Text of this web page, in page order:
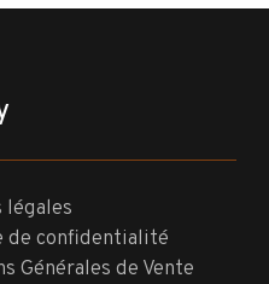
légales
de confidentialité
Générales de Vente